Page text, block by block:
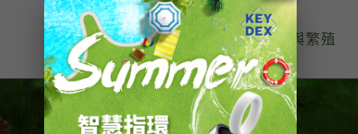
孔雀魚入門 飼養與繁殖